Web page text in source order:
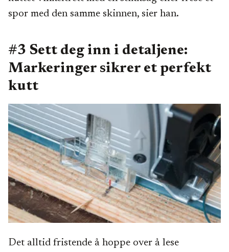
spor med den samme skinnen, sier han.
#3 Sett deg inn i detaljene:
Markeringer sikrer et perfekt
kutt
Det alltid fristende å hoppe over å lese